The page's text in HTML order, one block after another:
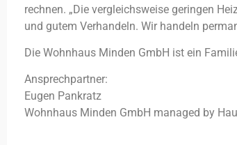
rechnen. „Die vergleichsweise geringen
und gutem Verhandeln. Wir handeln
Die Wohnhaus Minden GmbH ist ein
Ansprechpartner:
Eugen Pankratz
Wohnhaus Minden GmbH managed by